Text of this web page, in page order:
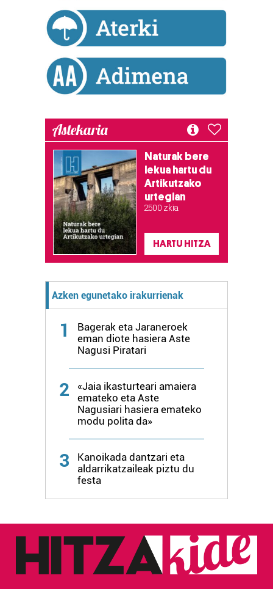
teknologia erabiliz, cookieak adibidez, iragarki eta eduki
pertsonalizatuak eskaintzeko, iragarkiak eta edukia
neurtzeko, jendeari buruzko informazioa biltzeko eta
erabiltzen dituen hauta dezakezu.
Bazkide batzuek ez dizute baimenik eskatzen, eta beren
bazkideen zerrenda, beren ustez zein helburutarako
duten interes legitimoa eta horren aurka nola egin
dezakezun ikusteko.
Lortu zure datu pertsonalak prozesatzeko moduari
buruzko informazio gehiago eta ezarri zure lehentasunak
datuen atalean. Edozein unetan alda edo ken dezakezu
zure baimena Cookieen adierazpenean.
Webgune honek cookie propioak eta hirugarrenen cookie-
baliatzen gara. Ohar hau onartuz gero, teknologia hori
Astekaria
Naturak bere
lekua hartu du
Artikutzako
urtegian
2.500 zkia.
HARTU HITZA
Azken egunetako irakurrienak
1
Bagerak eta Jaraneroek
eman diote hasiera Aste
Nagusi Piratari
2
«Jaia ikasturteari amaiera
emateko eta Aste
Nagusiari hasiera emateko
modu polita da»
3
Kanoikada dantzari eta
aldarrikatzaileak piztu du
festa